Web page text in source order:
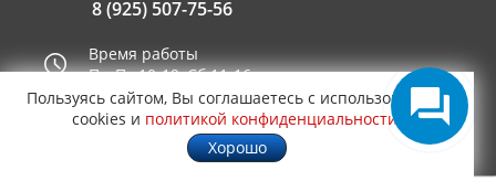
8 (925) 507-75-56
Время работы
Пн-Пт 10-19, Сб 11-16
Принимаем к оплате
Пользуясь сайтом, Вы соглашаетесь с использованием
cookies и политикой конфиденциальности
Хорошо